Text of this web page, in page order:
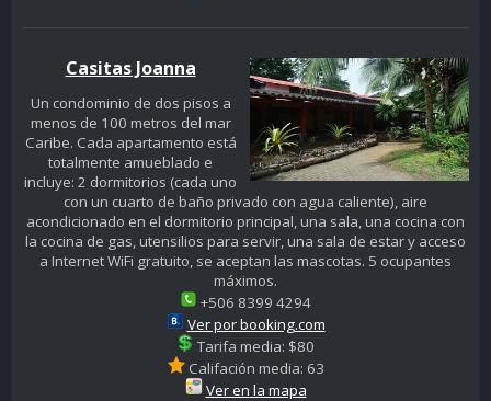
Casitas Joanna
Un condominio de dos pisos a
menos de 100 metros del mar
Caribe. Cada apartamento está
totalmente amueblado e
incluye: 2 dormitorios (cada uno
con un cuarto de baño privado con agua caliente), aire
acondicionado en el dormitorio principal, una sala, una cocina con
la cocina de gas, utensilios para servir, una sala de estar y acceso
a Internet WiFi gratuito, se aceptan las mascotas. 5 ocupantes
máximos.
+506 8399 4294
Ver por booking.com
Tarifa media: $80
Califación media: 63
Ver en la mapa